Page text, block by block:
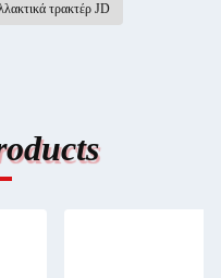
τρακτέρ JD